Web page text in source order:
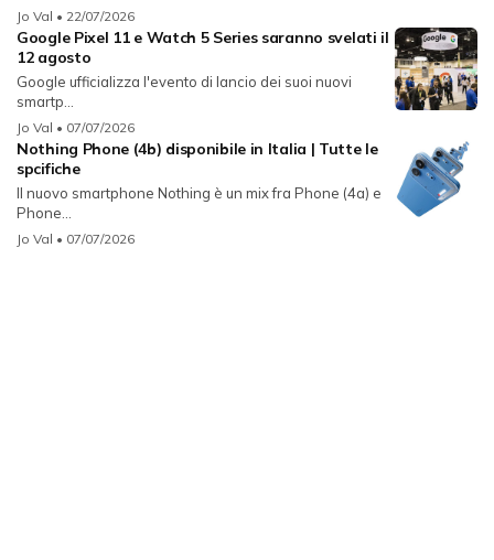
Jo Val • 22/07/2026
Google Pixel 11 e Watch 5 Series saranno svelati il
12 agosto
Google ufficializza l'evento di lancio dei suoi nuovi
smartp...
Jo Val • 07/07/2026
Nothing Phone (4b) disponibile in Italia | Tutte le
spcifiche
Il nuovo smartphone Nothing è un mix fra Phone (4a) e
Phone...
Jo Val • 07/07/2026